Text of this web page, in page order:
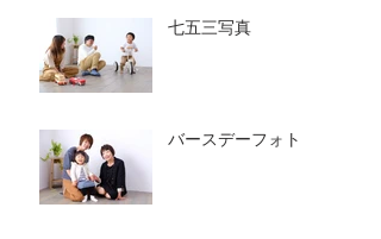
七五三写真
バースデーフォト